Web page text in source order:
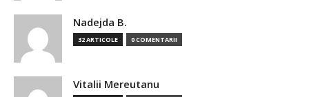
Nadejda B.
32 ARTICOLE 0 COMENTARII
Vitalii Mereutanu